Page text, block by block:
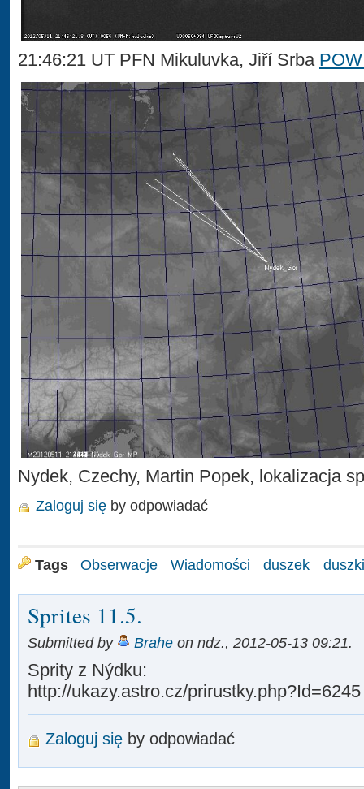
21:46:21 UT PFN Mikuluvka, Jiří Srba
Nydek, Czechy, Martin Popek, lokalizacja
Zaloguj się by odpowiadać
Tags Obserwacje Wiadomości duszek duszki
Sprites 11.5.
Submitted by Brahe on ndz., 2012-05-13 09:21.
Sprity z Nýdku:
http://ukazy.astro.cz/prirustky.php?Id=6245
Zaloguj się by odpowiadać